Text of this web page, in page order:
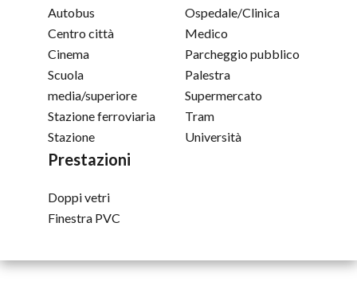
Autobus
Centro città
Cinema
Scuola
media/superiore
Stazione ferroviaria
Stazione
Ospedale/Clinica
Medico
Parcheggio pubblico
Palestra
Supermercato
Tram
Università
Prestazioni
Doppi vetri
Finestra PVC